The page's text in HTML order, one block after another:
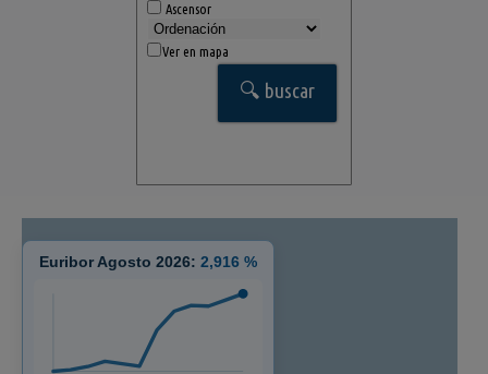
Ascensor
Ver en mapa
Euribor Agosto 2026: 2,916 %